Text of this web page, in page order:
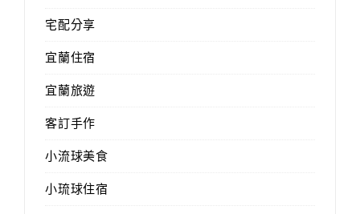
宅配分享
宜蘭住宿
宜蘭旅遊
客訂手作
小流球美食
小琉球住宿